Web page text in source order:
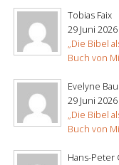
Tobias Faix
29 Juni 2026
„Die Bibel
Buch von
Evelyne
29 Juni 2026
„Die Bibel
Buch von
Hans-Peter